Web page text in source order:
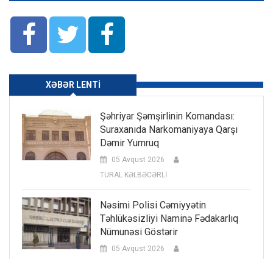
XƏBƏR LENTI
Şəhriyar Şəmşirlinin Komandası:
Suraxanıda Narkomaniyaya Qarşı
Dəmir Yumruq
05 Avqust 2026
TURAL KƏLBƏCƏRLİ
Nəsimi Polisi Cəmiyyətin
Təhlükəsizliyi Naminə Fədakarlıq
Nümunəsi Göstərir
05 Avqust 2026